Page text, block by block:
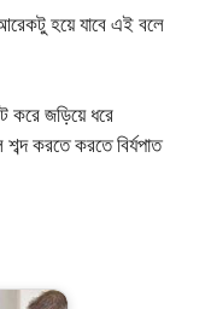
হয়ে যাবে এই বলে
করে জড়িয়ে ধরে
বির্যপাত